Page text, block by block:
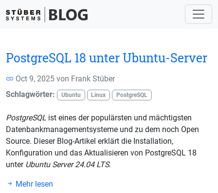
PostgreSQL 18 unter Ubuntu-Server
Oct 9, 2025 von Frank Stüber
Schlagwörter:
Ubuntu Linux PostgreSQL
PostgreSQL ist eines der populärsten und mächtigsten
Datenbankmanagementsysteme und zu dem noch Open
Source. Dieser Blog-Artikel erklärt die Installation,
Konfiguration und das Aktualisieren von PostgreSQL 18
unter Ubuntu Server 24.04 LTS.
Mehr lesen